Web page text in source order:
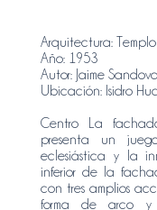
Arquitectura:
Año: 1953
Autor: Jaime Sandoval
Ubicación: Isidro
Centro La
presenta un
eclesiástica y la
inferior de la
con tres amplios
forma de arco y